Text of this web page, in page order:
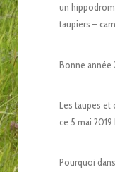
un
taupiers –
Bonne année
Les taupes et
ce 5 mai 2019
Pourquoi